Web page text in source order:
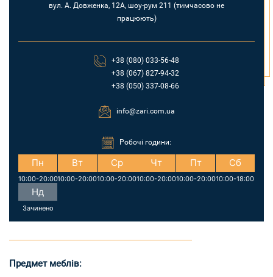
вул. А. Довженка, 12А, шоу-рум 211 (тимчасово не
працюють)
+38 (080) 033-56-48
+38 (067) 827-94-32
+38 (050) 337-08-66
info@zari.com.ua
Робочі години:
Пн
10:00-20:00
Вт
10:00-20:00
Ср
10:00-20:00
Чт
10:00-20:00
Пт
10:00-20:00
Сб
10:00-18:00
Нд
Зачинено
Предмет меблів: